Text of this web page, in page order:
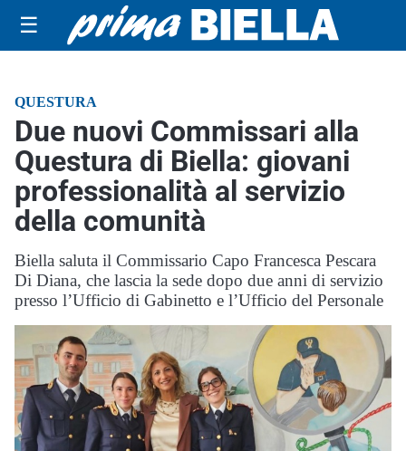
☰
QUESTURA
Due nuovi Commissari alla
Questura di Biella: giovani
professionalità al servizio
della comunità
Biella saluta il Commissario Capo Francesca Pescara
Di Diana, che lascia la sede dopo due anni di servizio
presso l’Ufficio di Gabinetto e l’Ufficio del Personale